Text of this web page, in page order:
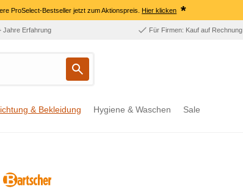
ProSelect-Bestseller jetzt zum Aktionspreis.Hier klicken *
Jahre Erfahrung Für Firmen: Kauf auf Rechnung
& Bekleidung Hygiene & Waschen Sale